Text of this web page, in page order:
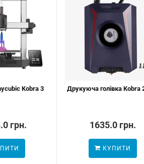
Kobra 3
грн.
Друкуюча голівка Kobra
1635.0 грн.
КУПИТИ